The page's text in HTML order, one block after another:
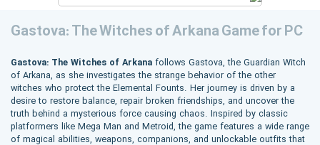
Gastova: The Witches of Arkana Game for PC
Gastova: The Witches of Arkana follows Gastova, the Guardian Witch
of Arkana, as she investigates the strange behavior of the other
witches who protect the Elemental Founts. Her journey is driven by a
desire to restore balance, repair broken friendships, and uncover the
truth behind a mysterious force causing chaos. Inspired by classic
platformers like Mega Man and Metroid, the game features a wide range
of magical abilities, weapons, companions, and unlockable outfits that